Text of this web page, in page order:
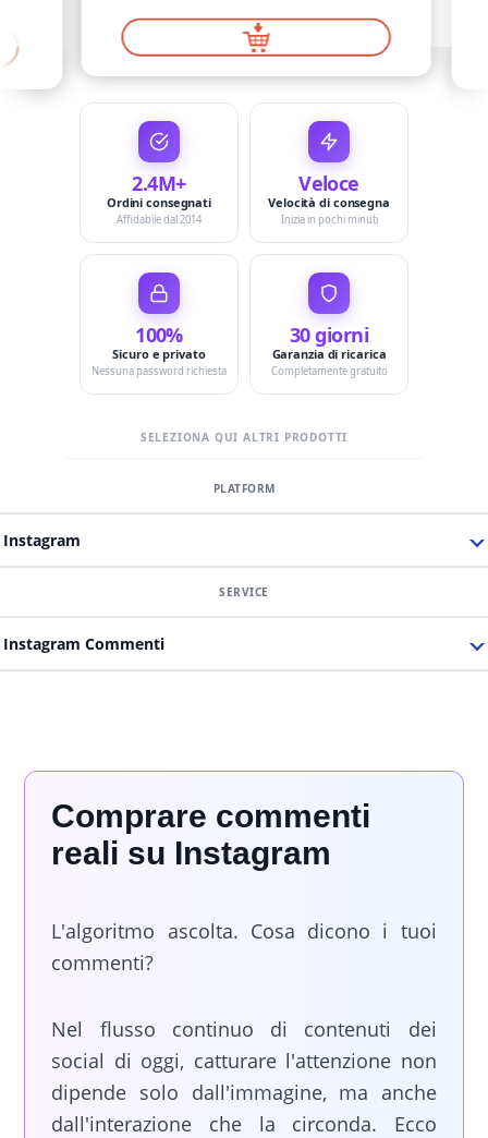
2.4M+
Ordini consegnati
Affidabile dal 2014
Veloce
Velocità di consegna
Inizia in pochi minuti
100%
Sicuro e privato
Nessuna password richiesta
30 giorni
Garanzia di ricarica
Completamente gratuito
SELEZIONA QUI ALTRI PRODOTTI
Instagram
Instagram Commenti
Comprare commenti
reali su Instagram
L'algoritmo ascolta. Cosa dicono i tuoi
commenti?
Nel flusso continuo di contenuti dei
social di oggi, catturare l'attenzione non
dipende solo dall'immagine, ma anche
dall'interazione che la circonda. Ecco